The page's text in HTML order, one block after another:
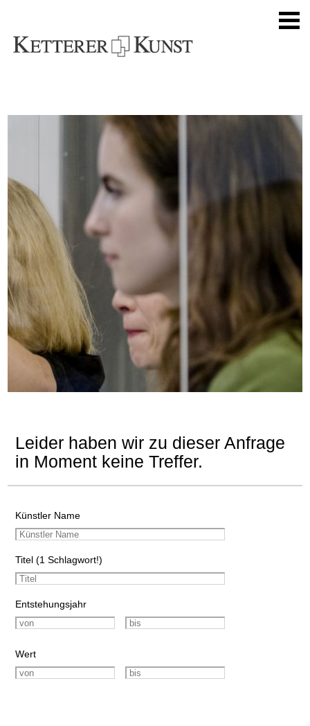
Leider haben wir zu dieser Anfrage
in Moment keine Treffer.
Künstler Name
Titel (1 Schlagwort!)
Entstehungsjahr
Wert